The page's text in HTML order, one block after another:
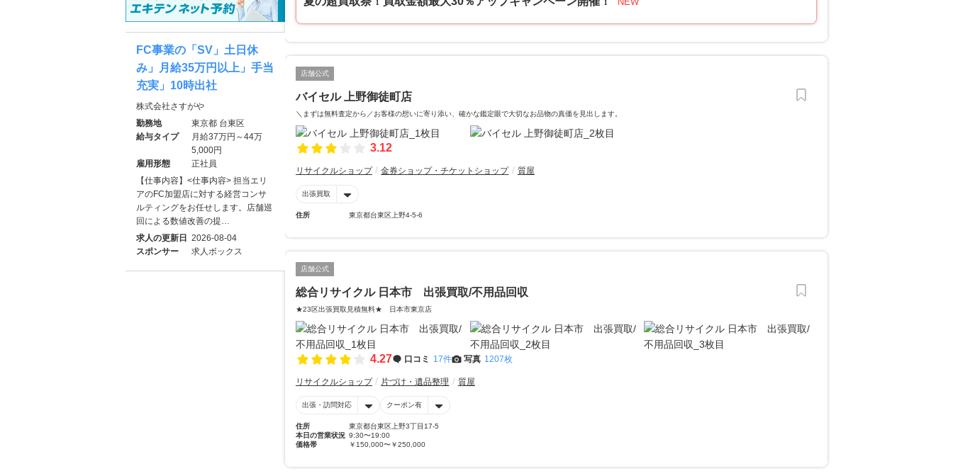
店舗公式
バイセル 上野御徒町店
＼まずは無料査定から／お客様の想いに寄り添い、確かな鑑定眼で大切なお品物の真価を見出します。
3.12
リサイクルショップ 金券ショップ・チケットショップ 質屋
出張買取
住所 東京都台東区上野4-5-6
店舗公式
総合リサイクル 日本市 出張買取/不用品回収
★23区出張買取見積無料★ 日本市東京店
4.27 口コミ 17件 写真 1207枚
リサイクルショップ 片づけ・遺品整理 質屋
出張・訪問対応 クーポン有
住所
東京都台東区上野3丁目17-5
本日の営業状況 9:30〜19:00
価格帯
￥150,000〜￥250,000
FC事業の「SV」土日休
み」月給35万円以上」手当
充実」10時出社
株式会社さすがや
勤務地
東京都 台東区
給与タイプ
月給37万円～44万
5,000円
雇用形態
正社員
【仕事内容】<仕事内容> 担当エリ
アのFC加盟店に対する経営コンサ
ルティングをお任せします。店舗巡
回による数値改善の提…
求人の更新日 2026-08-04
スポンサー
求人ボックス